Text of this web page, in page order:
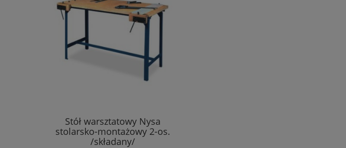
Stół warsztatowy Nysa
stolarsko-montażowy 2-os.
/składany/